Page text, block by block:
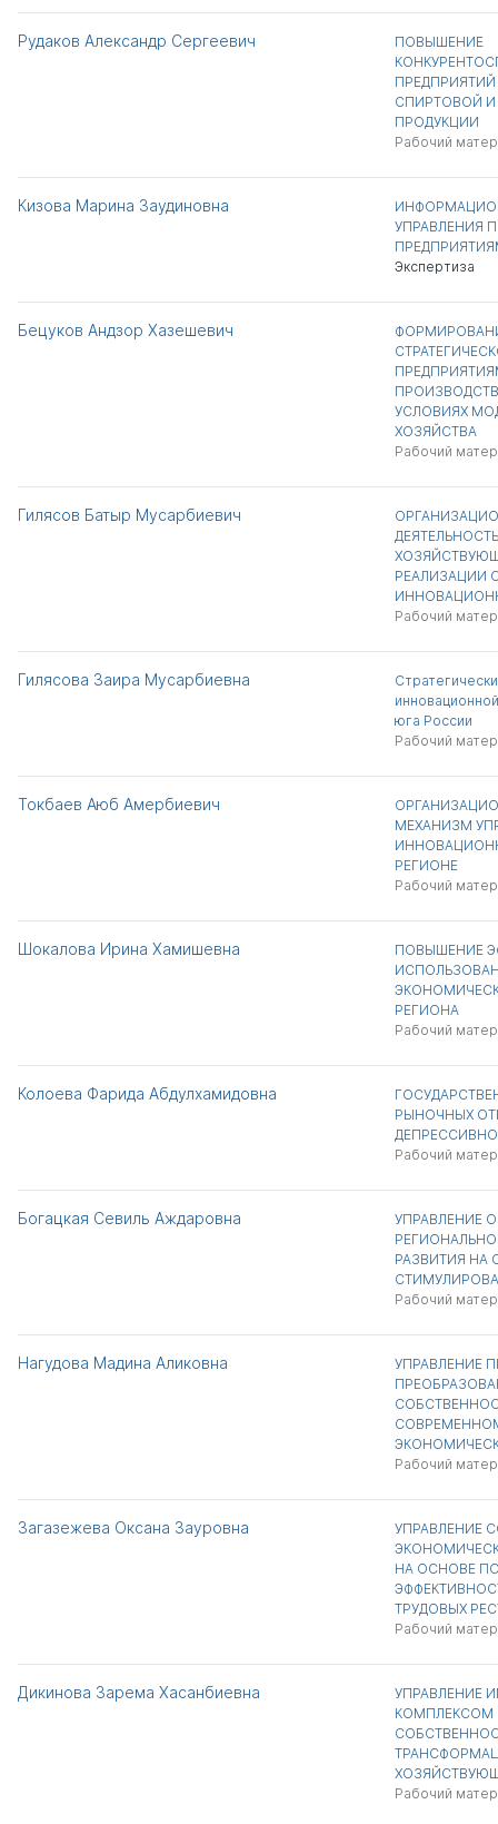
Рудаков Александр Сергеевич
ПОВЫШЕНИЕ
СПИРТОВОЙ
ПРОДУКЦИИ
Рабочий
Кизова Марина Заудиновна
УПРАВЛЕНИЯ
Экспертиза
Бецуков Андзор Хазешевич
УСЛОВИЯХ
ХОЗЯЙСТВА
Рабочий
Гилясов Батыр Мусарбиевич
РЕАЛИЗАЦИИ
Рабочий
Гилясова Заира Мусарбиевна
юга России
Рабочий
Токбаев Аюб Амербиевич
МЕХАНИЗМ
РЕГИОНЕ
Рабочий
Шокалова Ирина Хамишевна
ПОВЫШЕНИЕ
РЕГИОНА
Рабочий
Колоева Фарида Абдулхамидовна
РЫНОЧНЫХ
Рабочий
Богацкая Севиль Аждаровна
УПРАВЛЕНИЕ
РАЗВИТИЯ НА
Рабочий
Нагудова Мадина Аликовна
УПРАВЛЕНИЕ
Рабочий
Загазежева Оксана Зауровна
УПРАВЛЕНИЕ
НА ОСНОВЕ
ТРУДОВЫХ
Рабочий
Дикинова Зарема Хасанбиевна
УПРАВЛЕНИЕ
КОМПЛЕКСОМ
Рабочий